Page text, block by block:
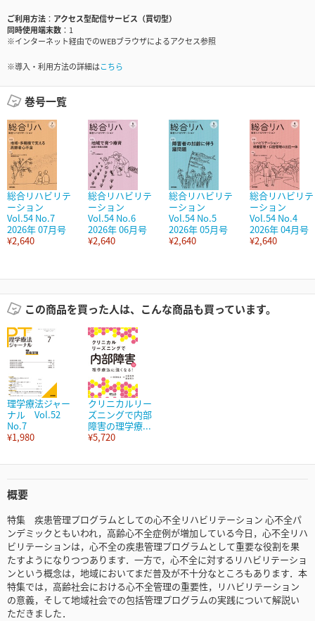
ご利用方法
アクセス型配信サービス（買切型）
同時使用端末数
1
※インターネット経由でのWEBブラウザによるアクセス参照
※導入・利用方法の詳細はこちら
巻号一覧
総合リハビリテ
ーション
Vol.54 No.7
2026年 07月号
¥2,640
総合リハビリテ
ーション
Vol.54 No.6
2026年 06月号
¥2,640
総合リハビリテ
ーション
Vol.54 No.5
2026年 05月号
¥2,640
総合リハビリテ
ーション
Vol.54 No.4
2026年 04月号
¥2,640
この商品を買った人は、こんな商品も買っています。
理学療法ジャー
ナル Vol.52
No.7
¥1,980
クリニカルリー
ズニングで内部
障害の理学療...
¥5,720
概要
特集 疾患管理プログラムとしての心不全リハビリテーション 心不全パ
ンデミックともいわれ，高齢心不全症例が増加している今日，心不全リハ
ビリテーションは，心不全の疾患管理プログラムとして重要な役割を果
たすようになりつつあります．一方で，心不全に対するリハビリテーショ
ンという概念は，地域においてまだ普及が不十分なところもあります．本
特集では，高齢社会における心不全管理の重要性，リハビリテーション
の意義，そして地域社会での包括管理プログラムの実践について解説い
ただきました．